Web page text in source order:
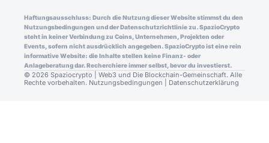
Haftungsausschluss: Durch die Nutzung dieser Website stimmst du den
Nutzungsbedingungen und der Datenschutzrichtlinie zu. SpazioCrypto
steht in keiner Verbindung zu Coins, Unternehmen, Projekten oder
Events, sofern nicht ausdrücklich angegeben. SpazioCrypto ist eine rein
informative Website: die Inhalte stellen keine Finanz- oder
Anlageberatung dar. Recherchiere immer selbst, bevor du investierst.
© 2026 Spaziocrypto | Web3 und Die Blockchain-Gemeinschaft. Alle
Rechte vorbehalten. Nutzungsbedingungen Datenschutzerklärung